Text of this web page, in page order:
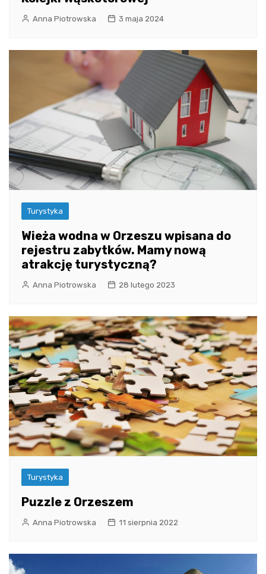
Anna Piotrowska 3 maja 2024
Turystyka
Wieża wodna w Orzeszu wpisana do
rejestru zabytków. Mamy nową
atrakcję turystyczną?
Anna Piotrowska 28 lutego 2023
Turystyka
Puzzle z Orzeszem
Anna Piotrowska 11 sierpnia 2022